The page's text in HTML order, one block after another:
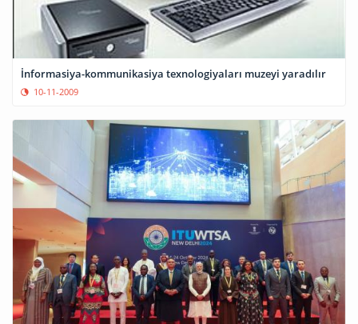
İnformasiya-kommunikasiya texnologiyaları muzeyi yaradılır
10-11-2009